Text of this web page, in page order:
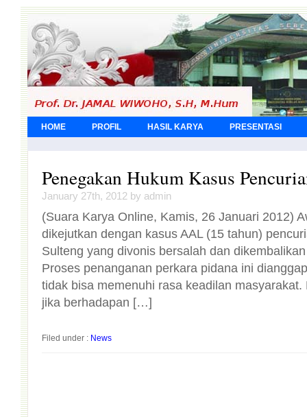
HOME PROFIL HASIL KARYA PRESENTASI
Penegakan Hukum Kasus
January 27th, 2012 by admin
(Suara Karya Online, Kamis, 26 Januari 2012)
dikejutkan dengan kasus AAL (15 tahun)
Sulteng yang divonis bersalah dan
Proses penanganan perkara pidana ini
tidak bisa memenuhi rasa keadilan
jika berhadapan […]
Filed under : News